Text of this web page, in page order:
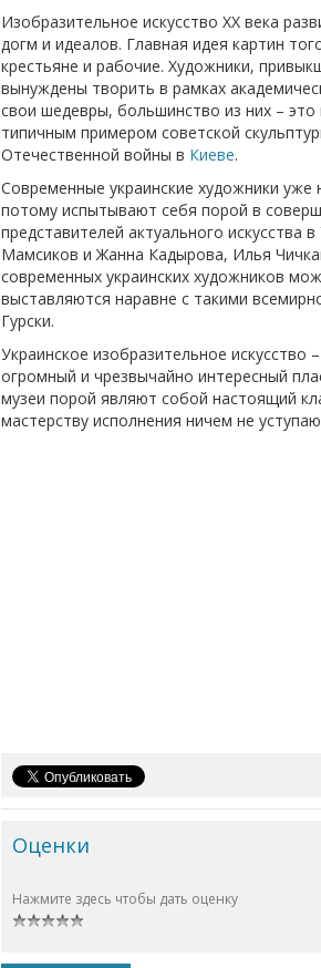
Изобразительное искусство ХХ века
догм и идеалов. Главная идея картин
крестьяне и рабочие. Художники,
вынуждены творить в рамках
свои шедевры, большинство из них –
типичным примером советской
Отечественной войны в Киеве.
Современные украинские художники
потому испытывают себя порой в
представителей актуального
Мамсиков и Жанна Кадырова, Илья
современных украинских художников
выставляются наравне с такими
Гурски.
Украинское изобразительное искусство
огромный и чрезвычайно интересный
музеи порой являют собой настоящий
мастерству исполнения ничем не
Оценки
Нажмите здесь чтобы дать оценку